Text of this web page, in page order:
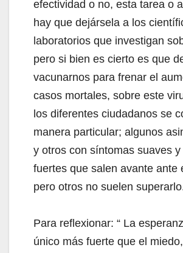
efectividad o no, esta tarea o
hay que dejársela a los
laboratorios que investigan
pero si bien es cierto es que
vacunarnos para frenar el
casos mortales, sobre este
los diferentes ciudadanos se
manera particular; algunos
y otros con síntomas suaves
fuertes que salen avante ante
pero otros no suelen
Para reflexionar: “ La
único más fuerte que el